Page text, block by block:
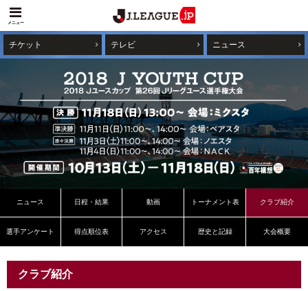
メニュー
チケット テレビ ニュース
ニュース 日程・結果 動画 トーナメント表 クラブ紹介
選手アンケート 得点順位表 アクセス 歴史と記録 大会概要
クラブ紹介